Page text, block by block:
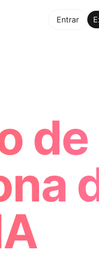
Entrar
de